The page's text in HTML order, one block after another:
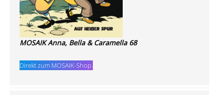
MOSAIK Anna, Bella & Caramella 68
Direkt zum MOSAIK-Shop.